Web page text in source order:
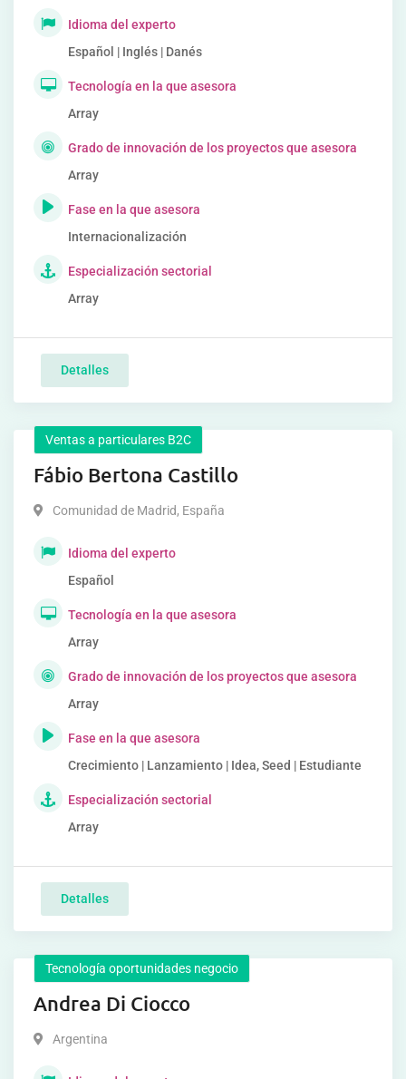
Idioma del experto
Español | Inglés | Danés
Tecnología en la que asesora
Array
Grado de innovación de los proyectos que asesora
Array
Fase en la que asesora
Internacionalización
Especialización sectorial
Array
Detalles
Ventas a particulares B2C
Fábio Bertona Castillo
Comunidad de Madrid, España
Idioma del experto
Español
Tecnología en la que asesora
Array
Grado de innovación de los proyectos que asesora
Array
Fase en la que asesora
Crecimiento | Lanzamiento | Idea, Seed | Estudiante
Especialización sectorial
Array
Detalles
Tecnología oportunidades negocio
Andrea Di Ciocco
Argentina